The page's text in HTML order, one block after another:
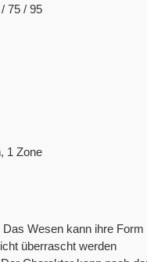
75 / 95
1 Zone
Das Wesen kann ihre Form
überrascht werden